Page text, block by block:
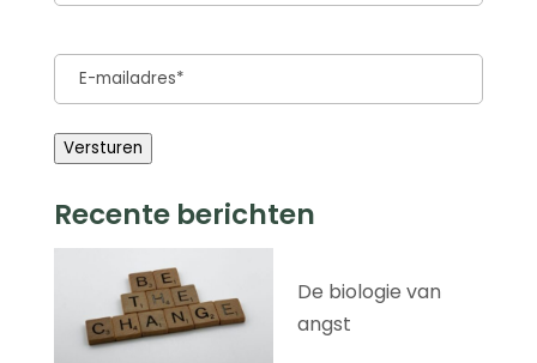
mailadres*
Versturen
Recente berichten
De biologie van
angst